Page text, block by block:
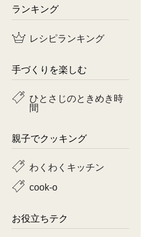
ランキング
レシピランキング
手づくりを楽しむ
ひとさじのときめき時
間
親子でクッキング
わくわくキッチン
cook-o
お役立ちテク